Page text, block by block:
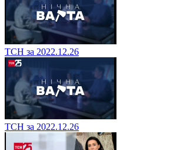
ТСН за 2022.12.26
ТСН за 2022.12.26